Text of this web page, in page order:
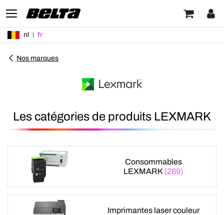
nl fr
Nos marques
Les catégories de produits LEXMARK
Consommables
LEXMARK (269)
Imprimantes laser couleur